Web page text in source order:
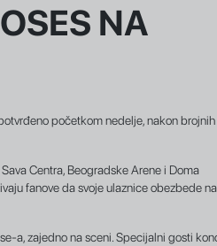
NA
početkom nedelje, nakon brojnih
Centra, Beogradske Arene i Doma
fanove da svoje ulaznice obezbede na
a, zajedno na sceni. Specijalni gosti